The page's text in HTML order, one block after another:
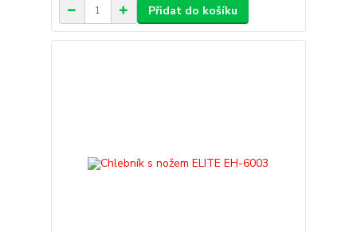
Přidat do košíku